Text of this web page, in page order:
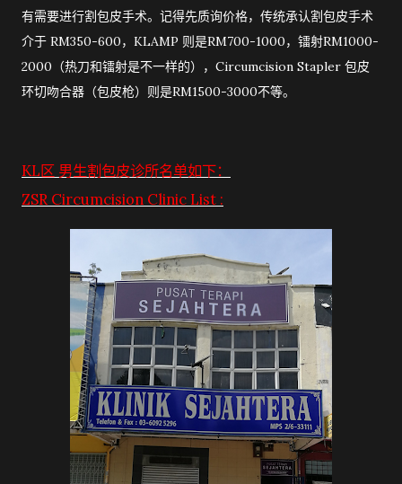
有需要进行割包皮手术。记得先质询价格，传统承认割包皮手术
介于 RM350-600，KLAMP 则是RM700-1000，镭射RM1000-
2000（热刀和镭射是不一样的），Circumcision Stapler 包皮
环切吻合器（包皮枪）则是RM1500-3000不等。
KL区 男生割包皮诊所名单如下：
ZSR Circumcision Clinic List :